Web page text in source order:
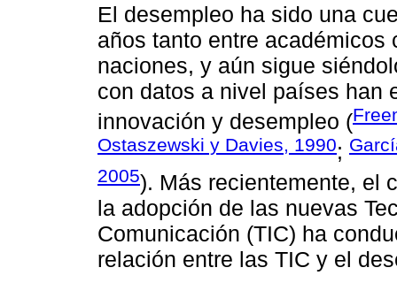
El desempleo ha sido una
años tanto entre
naciones, y aún sigue
con datos a nivel países han
innovación y desempleo (
Ostaszewski y Davies, 1990;
2005). Más recientemente, el
la adopción de las nuevas
Comunicación (TIC) ha
relación entre las TIC y el